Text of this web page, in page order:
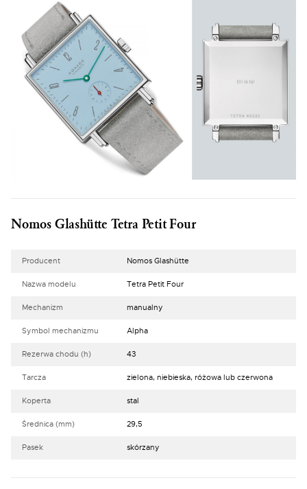
Nomos Glashütte Tetra Petit Four
Producent Nomos Glashütte
Nazwa modelu Tetra Petit Four
Mechanizm manualny
Symbol mechanizmu Alpha
Rezerwa chodu (h) 43
Tarcza zielona, niebieska, różowa lub czerwona
Koperta stal
Średnica (mm) 29,5
Pasek skórzany